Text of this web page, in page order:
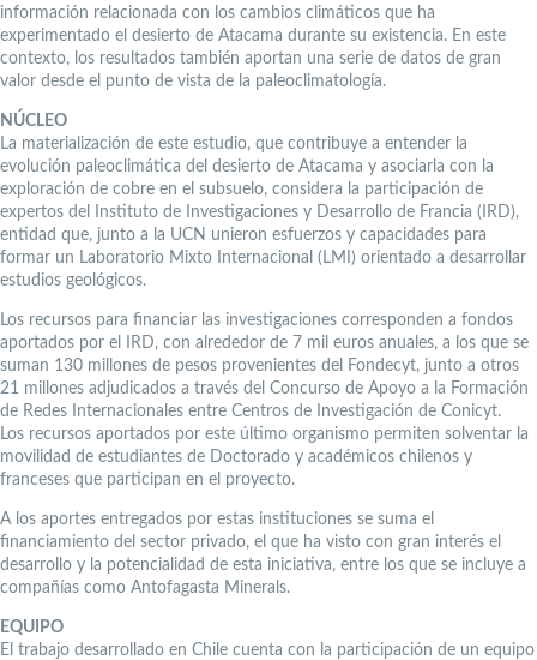
información relacionada con los cambios climáticos que ha
experimentado el desierto de Atacama durante su existencia. En este
contexto, los resultados también aportan una serie de datos de gran
valor desde el punto de vista de la paleoclimatología.
NÚCLEO
La materialización de este estudio, que contribuye a entender la
evolución paleoclimática del desierto de Atacama y asociarla con la
exploración de cobre en el subsuelo, considera la participación de
expertos del Instituto de Investigaciones y Desarrollo de Francia (IRD),
entidad que, junto a la UCN unieron esfuerzos y capacidades para
formar un Laboratorio Mixto Internacional (LMI) orientado a desarrollar
estudios geológicos.
Los recursos para financiar las investigaciones corresponden a fondos
aportados por el IRD, con alrededor de 7 mil euros anuales, a los que se
suman 130 millones de pesos provenientes del Fondecyt, junto a otros
21 millones adjudicados a través del Concurso de Apoyo a la Formación
de Redes Internacionales entre Centros de Investigación de Conicyt.
Los recursos aportados por este último organismo permiten solventar la
movilidad de estudiantes de Doctorado y académicos chilenos y
franceses que participan en el proyecto.
A los aportes entregados por estas instituciones se suma el
financiamiento del sector privado, el que ha visto con gran interés el
desarrollo y la potencialidad de esta iniciativa, entre los que se incluye a
compañías como Antofagasta Minerals.
EQUIPO
El trabajo desarrollado en Chile cuenta con la participación de un equipo